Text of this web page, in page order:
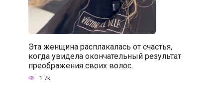
Эта женщина расплакалась от счастья,
когда увидела окончательный результат
преображения своих волос.
1.7k.